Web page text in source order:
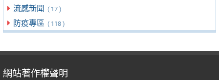
流感新聞 ( 17 )
防疫專區 ( 118 )
網站著作權聲明